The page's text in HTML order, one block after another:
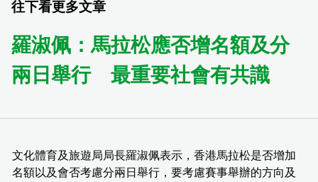
往下看更多文章
羅淑佩：馬拉松應否增名額及分
兩日舉行 最重要社會有共識
文化體育及旅遊局局長羅淑佩表示，香港馬拉松是否增加
名額以及會否考慮分兩日舉行，要考慮賽事舉辦的方向及